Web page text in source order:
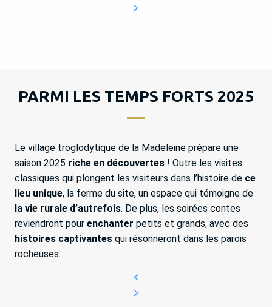
PARMI LES TEMPS FORTS 2025
Le village troglodytique de la Madeleine prépare une
saison 2025 riche en découvertes ! Outre les visites
classiques qui plongent les visiteurs dans l’histoire de ce
lieu unique, la ferme du site, un espace qui témoigne de
la vie rurale d’autrefois. De plus, les soirées contes
reviendront pour enchanter petits et grands, avec des
histoires captivantes qui résonneront dans les parois
rocheuses.